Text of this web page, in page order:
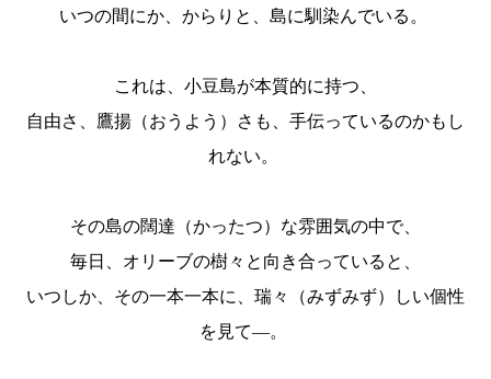
いつの間にか、からりと、島に馴染んでいる。
これは、小豆島が本質的に持つ、
自由さ、鷹揚（おうよう）さも、手伝っているのかもし
れない。
その島の闊達（かったつ）な雰囲気の中で、
毎日、オリーブの樹々と向き合っていると、
いつしか、その一本一本に、瑞々（みずみず）しい個性
を見て―。